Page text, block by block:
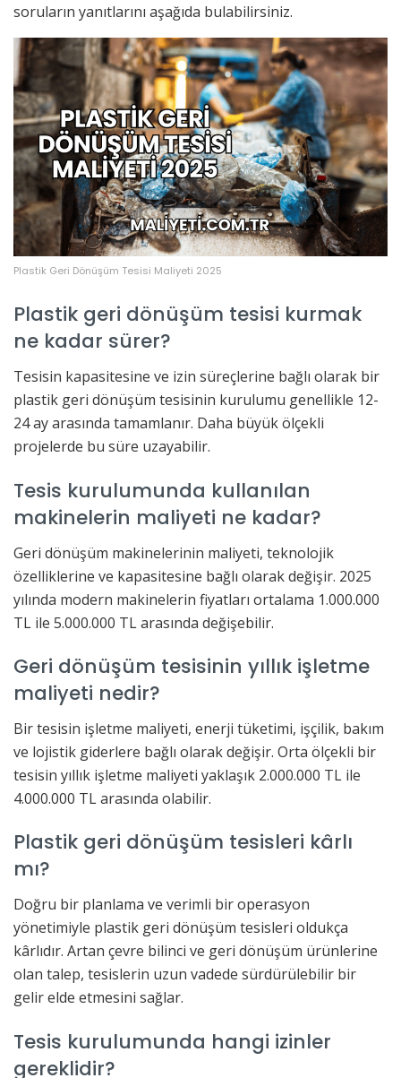
soruların yanıtlarını aşağıda bulabilirsiniz.
Plastik Geri Dönüşüm Tesisi Maliyeti 2025
Plastik geri dönüşüm tesisi kurmak
ne kadar sürer?
Tesisin kapasitesine ve izin süreçlerine bağlı olarak bir
plastik geri dönüşüm tesisinin kurulumu genellikle 12-
24 ay arasında tamamlanır. Daha büyük ölçekli
projelerde bu süre uzayabilir.
Tesis kurulumunda kullanılan
makinelerin maliyeti ne kadar?
Geri dönüşüm makinelerinin maliyeti, teknolojik
özelliklerine ve kapasitesine bağlı olarak değişir. 2025
yılında modern makinelerin fiyatları ortalama 1.000.000
TL ile 5.000.000 TL arasında değişebilir.
Geri dönüşüm tesisinin yıllık işletme
maliyeti nedir?
Bir tesisin işletme maliyeti, enerji tüketimi, işçilik, bakım
ve lojistik giderlere bağlı olarak değişir. Orta ölçekli bir
tesisin yıllık işletme maliyeti yaklaşık 2.000.000 TL ile
4.000.000 TL arasında olabilir.
Plastik geri dönüşüm tesisleri kârlı
mı?
Doğru bir planlama ve verimli bir operasyon
yönetimiyle plastik geri dönüşüm tesisleri oldukça
kârlıdır. Artan çevre bilinci ve geri dönüşüm ürünlerine
olan talep, tesislerin uzun vadede sürdürülebilir bir
gelir elde etmesini sağlar.
Tesis kurulumunda hangi izinler
gereklidir?